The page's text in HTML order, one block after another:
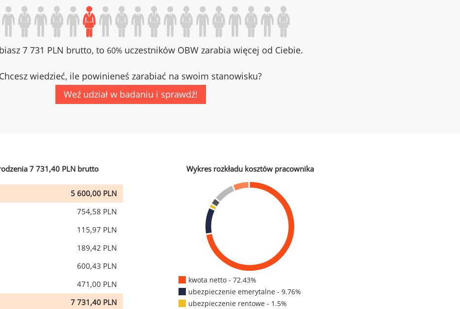
7 731 PLN brutto, to 60%uczestników OBW zarabia więcej od Ciebie.
Chcesz wiedzieć, ile powinieneś zarabiać na swoim stanowisku?
Weź udział w badaniu i sprawdź!
7 731,40 PLN brutto
5 600,00 PLN
754,58 PLN
115,97 PLN
189,42 PLN
600,43 PLN
471,00 PLN
7 731,40 PLN
Wykres rozkładu kosztów pracownika
kwota netto - 72.43%
ubezpieczenie emerytalne - 9.76%
ubezpieczenie rentowe - 1.5%